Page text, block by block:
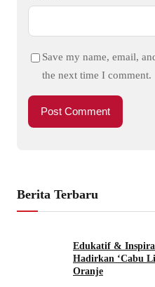
Save my name, email,
the next time I comment.
Berita Terbaru
Edukatif &
Hadirkan ‘Cabu
Oranje